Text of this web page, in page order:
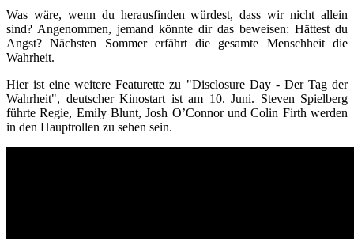
Was wäre, wenn du herausfinden würdest, dass wir nicht allein
sind? Angenommen, jemand könnte dir das beweisen: Hättest du
Angst? Nächsten Sommer erfährt die gesamte Menschheit die
Wahrheit.
Hier ist eine weitere Featurette zu "Disclosure Day - Der Tag der
Wahrheit", deutscher Kinostart ist am 10. Juni. Steven Spielberg
führte Regie, Emily Blunt, Josh O’Connor und Colin Firth werden
in den Hauptrollen zu sehen sein.